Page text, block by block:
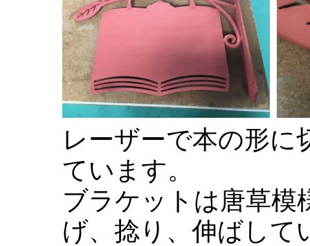
レーザーで本の形に
ています。
ブラケットは唐草模
げ、捻り、伸ばして